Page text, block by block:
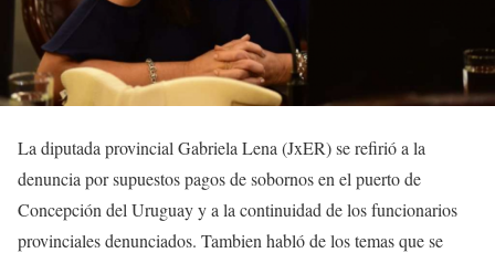
La diputada provincial Gabriela Lena (JxER) se refirió a la
denuncia por supuestos pagos de sobornos en el puerto de
Concepción del Uruguay y a la continuidad de los funcionarios
provinciales denunciados. Tambien habló de los temas que se